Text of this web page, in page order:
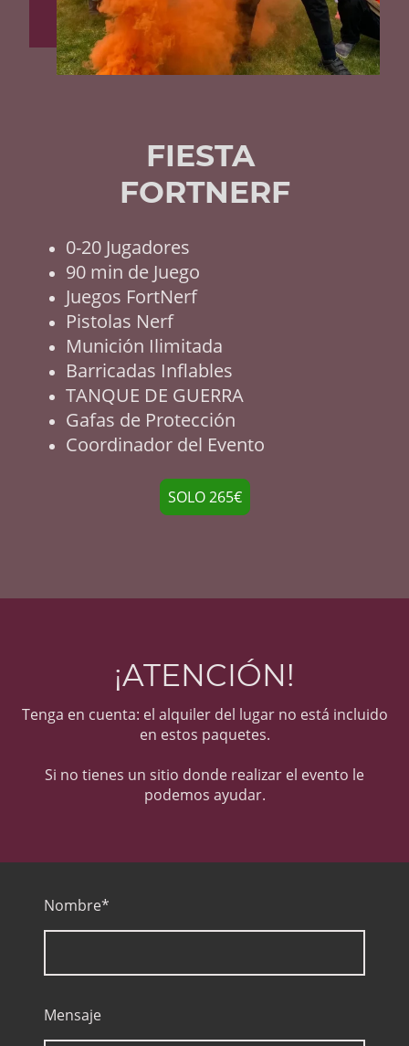
FIESTA
FORTNERF
0-20 Jugadores
90 min de Juego
Juegos FortNerf
Pistolas Nerf
Munición Ilimitada
Barricadas Inflables
TANQUE DE GUERRA
Gafas de Protección
Coordinador del Evento
SOLO 265€
¡ATENCIÓN!
Tenga en cuenta: el alquiler del lugar no está incluido
en estos paquetes.
Si no tienes un sitio donde realizar el evento le
podemos ayudar.
Nombre*
Mensaje